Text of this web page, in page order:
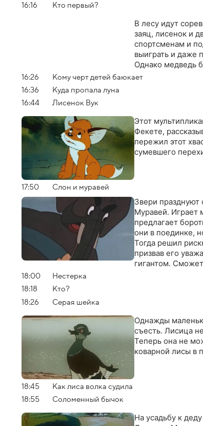
16:16 Кто первый?
В лесу идут
заяц, лисенок и
спортсменам и
выиграть и даже
Однако медведь
16:26
Кому черт детей баюкает
16:36
Куда пропала луна
16:44
Лисенок Вук
Этот
Фекете,
пережил этот
сумевшего
17:50 Слон и муравей
Звери празднуют
Муравей. Играет
предлагает
они в поединке,
Тогда решил
призвав его
гигантом.
18:00
Нестеркa
18:18
Кто?
18:26
Серая шейка
Однажды
съесть. Лисица
Теперь она не
коварной лисы в
18:45
Как лиса волка судила
18:55
Соломенный бычок
На усадьбу к